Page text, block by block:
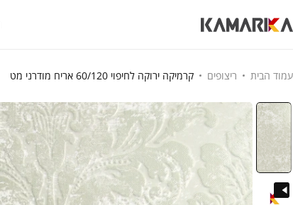
עמוד הבית ריצופים קרמיקה ירוקה לחיפוי 60/120 אריח מודרני מט